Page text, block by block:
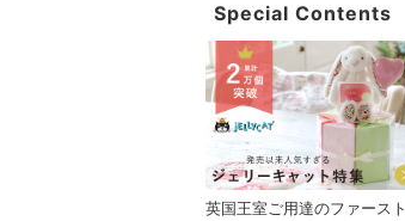
Special Contents
英国王室ご用達のファースト